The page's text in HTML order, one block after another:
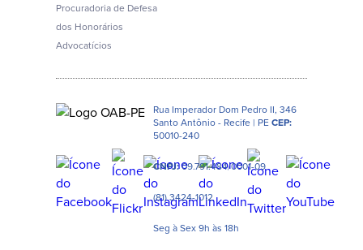
Procuradoria de Defesa
dos Honorários
Advocatícios
Rua Imperador Dom Pedro II, 346
Santo Antônio - Recife | PECEP:
50010-240
CNPJ:09.791.484/0001-09
(81) 3424-1012
Seg à Sex 9h às 18h